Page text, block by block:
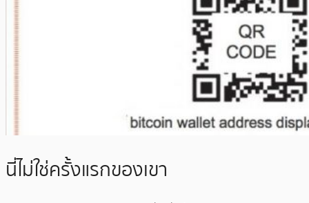
นี่ไม่ใช่ครั้งแรกของเขา